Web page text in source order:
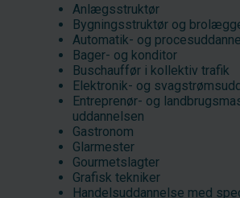
Anlægsstruktør
Bygningsstruktør og
Automatik- og
Bager- og konditor
Buschauffør i kollektiv trafik
Elektronik- og
Entreprenør- og
uddannelsen
Gastronom
Glarmester
Gourmetslagter
Grafisk tekniker
Handelsuddannelse med